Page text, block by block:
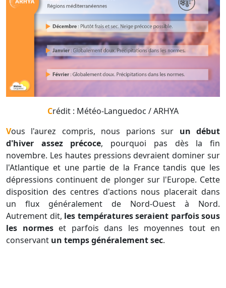
Crédit : Météo-Languedoc / ARHYA
Vous l'aurez compris, nous parions sur un début
d'hiver assez précoce, pourquoi pas dès la fin
novembre. Les hautes pressions devraient dominer sur
l'Atlantique et une partie de la France tandis que les
dépressions continuent de plonger sur l'Europe. Cette
disposition des centres d'actions nous placerait dans
un flux généralement de Nord-Ouest à Nord.
Autrement dit, les températures seraient parfois sous
les normeset parfois dans les moyennes tout en
conservant un temps généralement sec.